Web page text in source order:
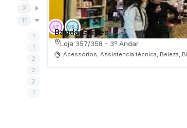
2
11
1
1
2
2
2
1
Bagdá Games
Loja 357/358 - 3º Andar
Acessórios, Assistencia técnica, Beleza,